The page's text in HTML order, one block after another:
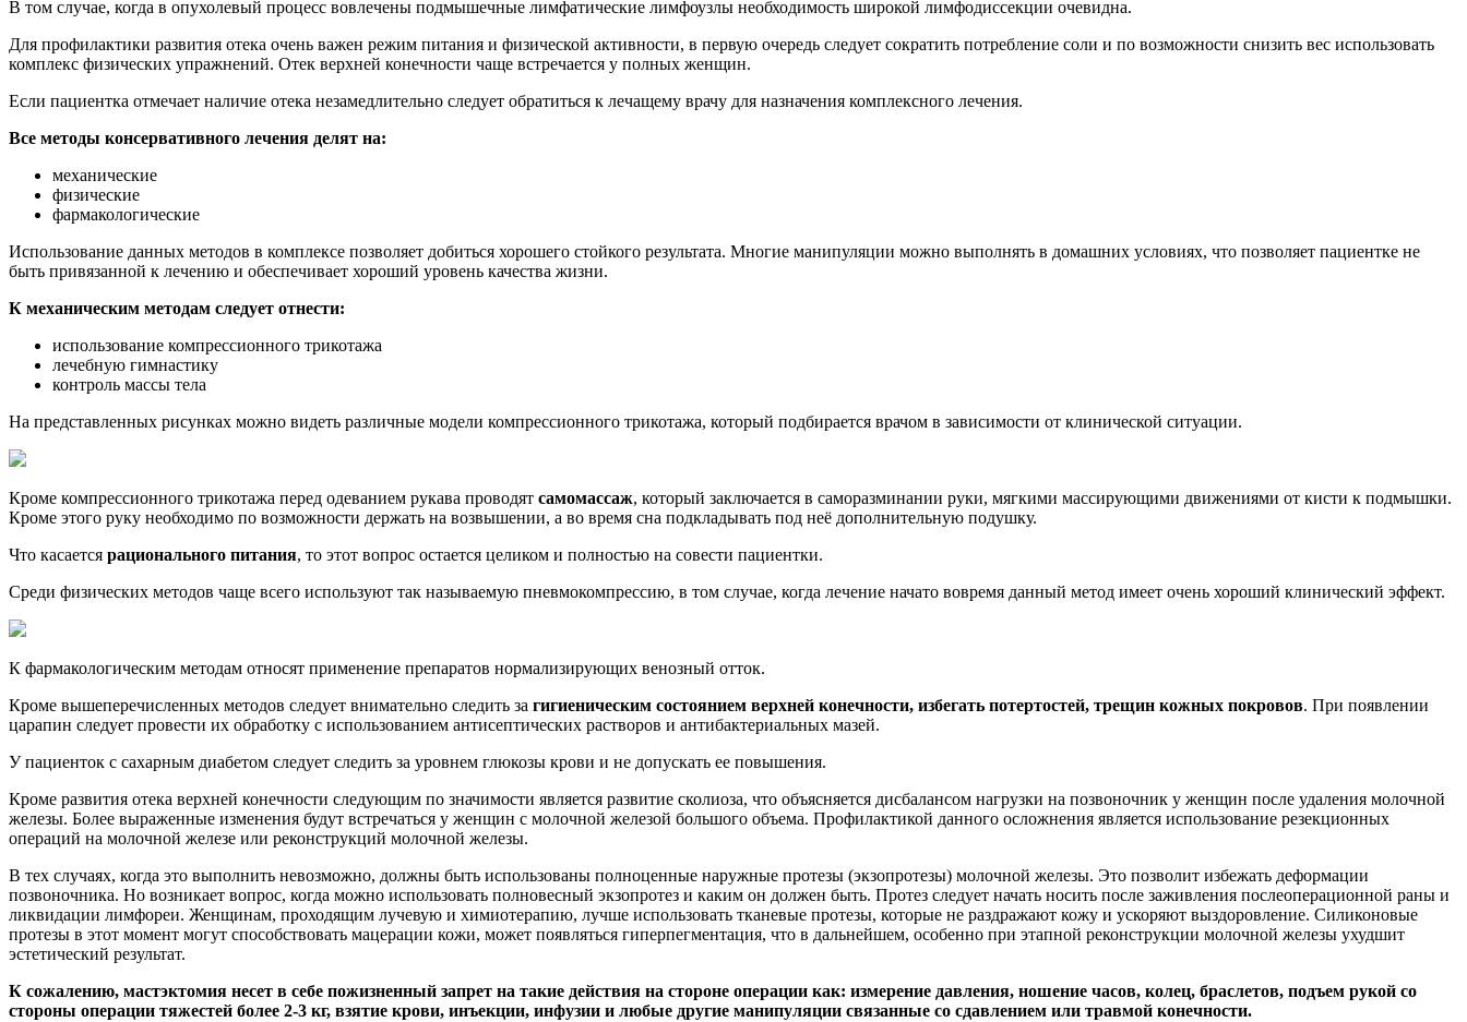
В том случае, когда в опухолевый процесс вовлечены подмышечные лимфатические лимфоузлы необходимость широкой лимфодиссекции очевидна.
Для профилактики развития отека очень важен режим питания и физической активности, в первую очередь следует сократить потребление соли и по возможности снизить вес использовать
комплекс физических упражнений. Отек верхней конечности чаще встречается у полных женщин.
Если пациентка отмечает наличие отека незамедлительно следует обратиться к лечащему врачу для назначения комплексного лечения.
Все методы консервативного лечения делят на:
механические
физические
фармакологические
Использование данных методов в комплексе позволяет добиться хорошего стойкого результата. Многие манипуляции можно выполнять в домашних условиях, что позволяет пациентке не
быть привязанной к лечению и обеспечивает хороший уровень качества жизни.
К механическим методам следует отнести:
использование компрессионного трикотажа
лечебную гимнастику
контроль массы тела
На представленных рисунках можно видеть различные модели компрессионного трикотажа, который подбирается врачом в зависимости от клинической ситуации.
Кроме компрессионного трикотажа перед одеванием рукава проводят самомассаж, который заключается в саморазминании руки, мягкими массирующими движениями от кисти к подмышки.
Кроме этого руку необходимо по возможности держать на возвышении, а во время сна подкладывать под неё дополнительную подушку.
Что касается рационального питания, то этот вопрос остается целиком и полностью на совести пациентки.
Среди физических методов чаще всего используют так называемую пневмокомпрессию, в том случае, когда лечение начато вовремя данный метод имеет очень хороший клинический эффект.
К фармакологическим методам относят применение препаратов нормализирующих венозный отток.
Кроме вышеперечисленных методов следует внимательно следить за гигиеническим состоянием верхней конечности, избегать потертостей, трещин кожных покровов. При появлении
царапин следует провести их обработку с использованием антисептических растворов и антибактериальных мазей.
У пациенток с сахарным диабетом следует следить за уровнем глюкозы крови и не допускать ее повышения.
Кроме развития отека верхней конечности следующим по значимости является развитие сколиоза, что объясняется дисбалансом нагрузки на позвоночник у женщин после удаления молочной
железы. Более выраженные изменения будут встречаться у женщин с молочной железой большого объема. Профилактикой данного осложнения является использование резекционных
операций на молочной железе или реконструкций молочной железы.
В тех случаях, когда это выполнить невозможно, должны быть использованы полноценные наружные протезы (экзопротезы) молочной железы. Это позволит избежать деформации
позвоночника. Но возникает вопрос, когда можно использовать полновесный экзопротез и каким он должен быть. Протез следует начать носить после заживления послеоперационной раны и
ликвидации лимфореи. Женщинам, проходящим лучевую и химиотерапию, лучше использовать тканевые протезы, которые не раздражают кожу и ускоряют выздоровление. Силиконовые
протезы в этот момент могут способствовать мацерации кожи, может появляться гиперпегментация, что в дальнейшем, особенно при этапной реконструкции молочной железы ухудшит
эстетический результат.
К сожалению, мастэктомия несет в себе пожизненный запрет на такие действия на стороне операции как: измерение давления, ношение часов, колец, браслетов, подъем рукой со
стороны операции тяжестей более 2-3 кг, взятие крови, инъекции, инфузии и любые другие манипуляции связанные со сдавлением или травмой конечности.